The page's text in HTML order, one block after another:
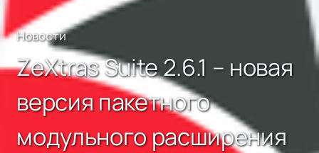
Новости
ZeXtras Suite 2.6.1 – новая
версия пакетного
модульного расширения